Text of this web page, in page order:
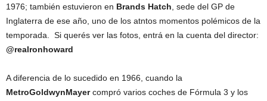
1976; también estuvieron en Brands Hatch , sede del GP de
Inglaterra de ese año, uno de los atntos momentos polémicos de la
temporada. Si querés ver las fotos, entrá en la cuenta del director:
@realronhoward
A diferencia de lo sucedido en 1966, cuando la
MetroGoldwynMayercompró varios coches de Fórmula 3 y los